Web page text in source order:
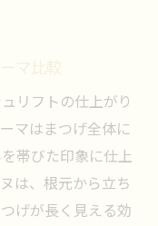
マ比較
リフトの仕上がり
マはまつげ全体に
帯びた印象に仕上
は、根元から立ち
げが長く見える効